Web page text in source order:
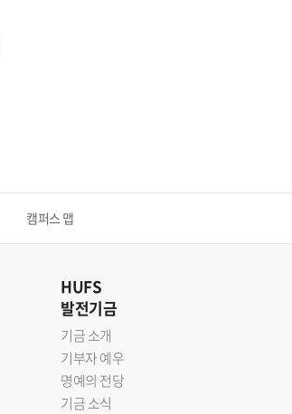
캠퍼스 맵
HUFS
발전기금
기금 소개
기부자 예우
명예의 전당
기금 소식